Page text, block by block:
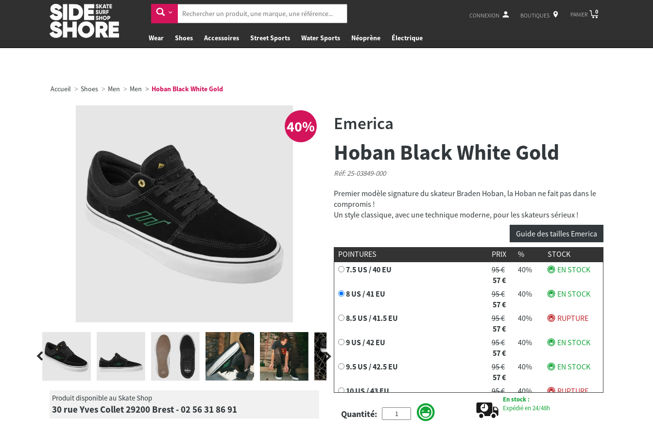
CONNEXION BOUTIQUES PANIER 0
Wear Shoes Accessoires Street Sports Water Sports Néoprène Électrique
Accueil Shoes Men Men Hoban Black White Gold
40%
Produit disponible au Skate Shop
30 rue Yves Collet 29200 Brest - 02 56 31 86 91
Emerica
Hoban Black White Gold
Réf: 25-03849-000
Premier modèle signature du skateur Braden Hoban, la Hoban ne fait pas dans le
compromis !
Un style classique, avec une technique moderne, pour les skateurs sérieux !
Guide des tailles Emerica
POINTURES PRIX %
STOCK
7.5 US / 40 EU
95 €
57 €
40% EN STOCK
8 US / 41 EU
95 €
57 €
40% EN STOCK
8.5 US / 41.5 EU
95 €
57 €
40% RUPTURE
9 US / 42 EU
95 €
57 €
40% EN STOCK
9.5 US / 42.5 EU
95 €
57 €
40% EN STOCK
10 US / 43 EU
95 €
57 €
40% RUPTURE
10.5 US / 44 EU
95 €
Quantité:
En stock :
Expédié en 24/48h